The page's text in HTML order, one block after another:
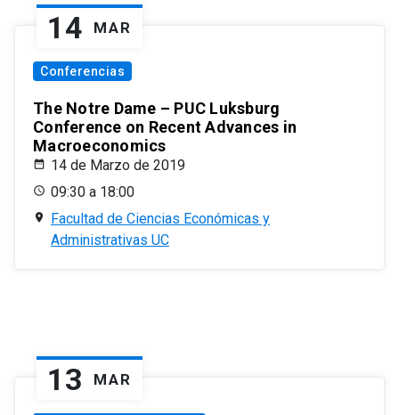
14 MAR
Conferencias
The Notre Dame – PUC Luksburg
Conference on Recent Advances in
Macroeconomics
14 de Marzo de 2019
09:30 a 18:00
Facultad de Ciencias Económicas y
Administrativas UC
13 MAR